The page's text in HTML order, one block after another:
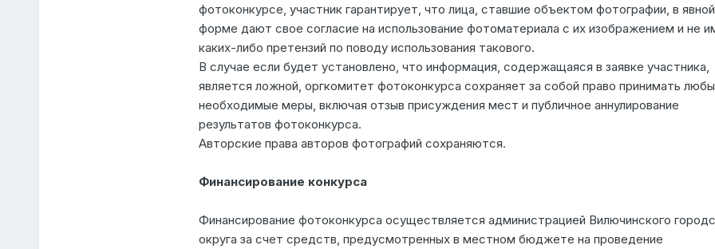
фотоконкурсе, участник гарантирует, что лица, ставшие объектом фотографии, в явной
форме дают свое согласие на использование фотоматериала с их изображением и не
каких-либо претензий по поводу использования такового.
В случае если будет установлено, что информация, содержащаяся в заявке участника,
является ложной, оргкомитет фотоконкурса сохраняет за собой право принимать
необходимые меры, включая отзыв присуждения мест и публичное аннулирование
результатов фотоконкурса.
Авторские права авторов фотографий сохраняются.
Финансирование конкурса
Финансирование фотоконкурса осуществляется администрацией Вилючинского
округа за счет средств, предусмотренных в местном бюджете на проведение